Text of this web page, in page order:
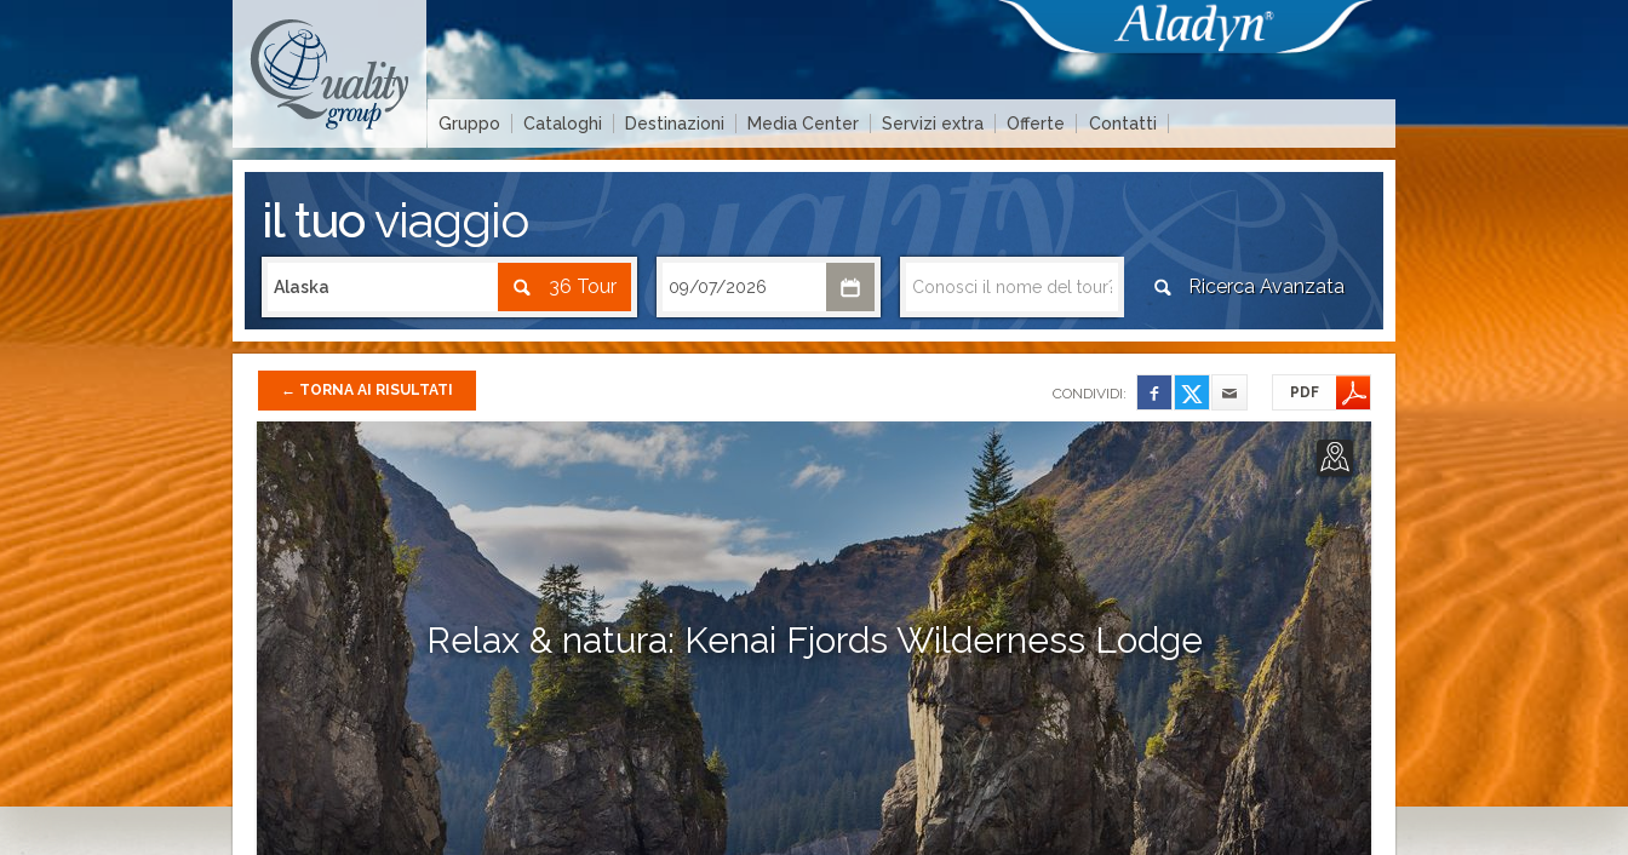
Gruppo Cataloghi Destinazioni Media Center Servizi extra Offerte Contatti
Area agenzie di viaggio
il tuoviaggio
← TORNA AI RISULTATI PDF
CONDIVIDI:
Relax & natura: Kenai Fjords Wilderness Lodge